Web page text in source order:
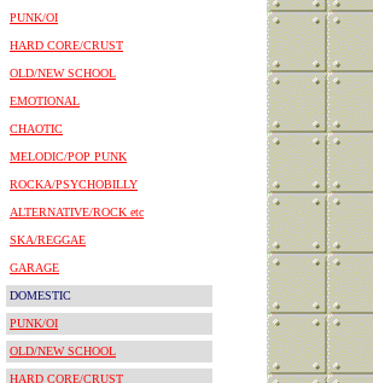
PUNK/OI
HARD CORE/CRUST
OLD/NEW SCHOOL
EMOTIONAL
CHAOTIC
MELODIC/POP PUNK
ROCKA/PSYCHOBILLY
ALTERNATIVE/ROCK etc
SKA/REGGAE
GARAGE
DOMESTIC
PUNK/OI
OLD/NEW SCHOOL
HARD CORE/CRUST